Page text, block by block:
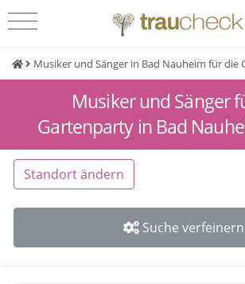
Musiker und Sänger in Bad Nauheim für die
Musiker und Sänger
Gartenparty in Bad
Standort ändern
Suche verfeinern